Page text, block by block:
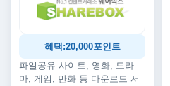
혜택:20,000포인트
파일공유 사이트, 영화, 드라
마, 게임, 만화 등 다운로드 서